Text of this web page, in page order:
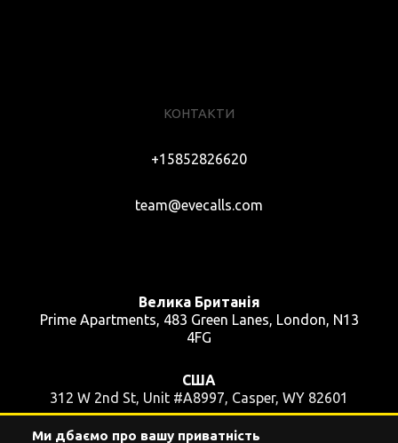
КОНТАКТИ
+15852826620
team@evecalls.com
Велика Британія
Prime Apartments, 483 Green Lanes, London, N13
4FG
США
312 W 2nd St, Unit #A8997, Casper, WY 82601
Ми дбаємо про вашу приватність